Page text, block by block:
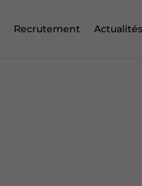
Recrutement Actualités